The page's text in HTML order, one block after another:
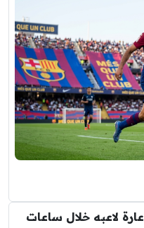
لاعبه خلال ساعات